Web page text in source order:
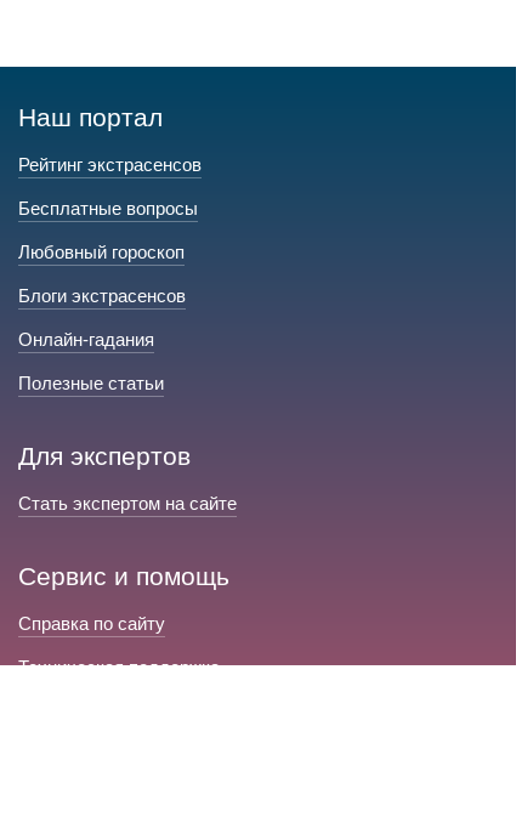
Наш портал
Рейтинг экстрасенсов
Бесплатные вопросы
Любовный гороскоп
Блоги экстрасенсов
Онлайн-гадания
Полезные статьи
Для экспертов
Стать экспертом на сайте
Сервис и помощь
Справка по сайту
Техническая поддержка